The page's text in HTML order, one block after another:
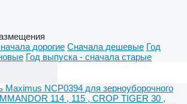
дорогие Сначала дешевые Год
Год выпуска - сначала старые